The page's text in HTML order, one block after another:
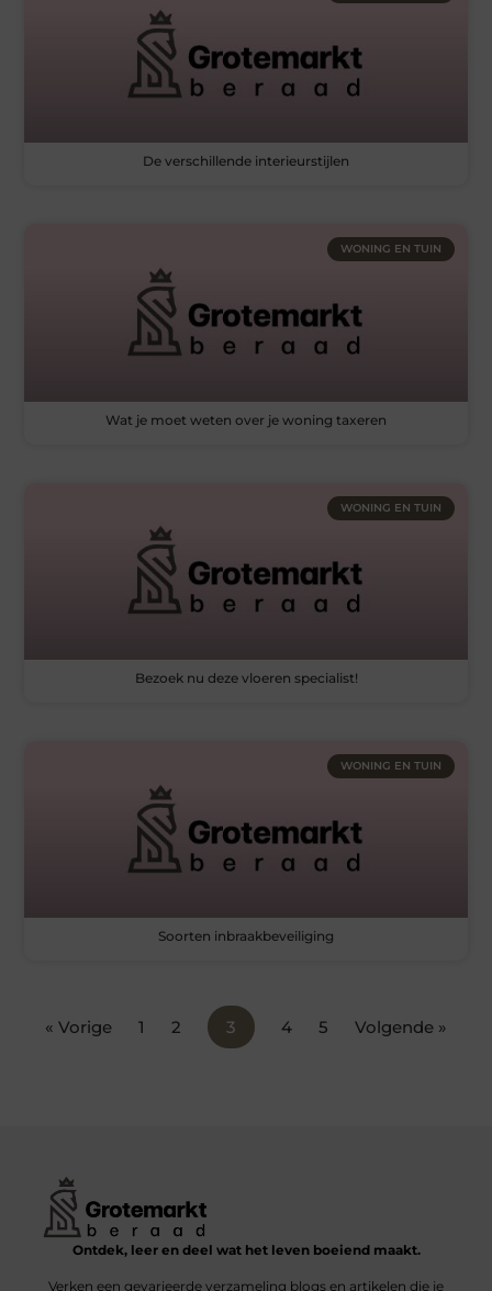
De verschillende interieurstijlen
WONING EN TUIN
Wat je moet weten over je woning taxeren
WONING EN TUIN
Bezoek nu deze vloeren specialist!
WONING EN TUIN
Soorten inbraakbeveiliging
« Vorige 1 2 3 4 5 Volgende »
Ontdek, leer en deel wat het leven boeiend maakt.
Verken een gevarieerde verzameling blogs en artikelen die je